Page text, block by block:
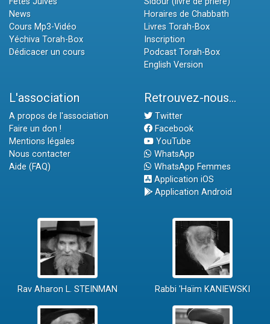
News
Cours Mp3-Vidéo
Yéchiva Torah-Box
Dédicacer un cours
Horaires de Chabbath
Livres Torah-Box
Inscription
Podcast Torah-Box
English Version
L'association
A propos de l'association
Faire un don !
Mentions légales
Nous contacter
Aide (FAQ)
Retrouvez-nous...
Twitter
Facebook
YouTube
WhatsApp
WhatsApp Femmes
Application iOS
Application Android
Rav Aharon L. STEINMAN Rabbi 'Haïm KANIEWSKI